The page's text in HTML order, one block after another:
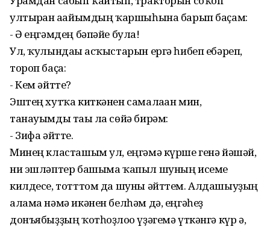
ултырған ағайымдың ҡаршыһына барып баҫам:
- Ә еңгәмдең бәпәйе була!
Ул, ҡулындағы асҡыстарын ергә һибеп ебәреп,
тороп баҫа:
- Кем әйтте?
Эштең хутҡа киткәнен самалаған мин,
танауымды тағы ла сөйә бирәм:
- Зифа әйтте.
Минең класташым ул, еңгәмә күрше генә йәшәй,
ни эшләптер башыма ҡапыл шуның исеме
килдесе, тотттом да шуны әйттем. Алдашыуҙың
алама нәмә икәнен белһәм дә, еңгәһеҙ
донъябыҙҙың ҡотһоҙлоғо үҙәгемә үткәнгә күр ә,